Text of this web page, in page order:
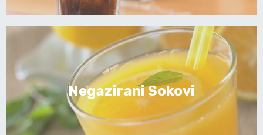
Negazirani Sokovi